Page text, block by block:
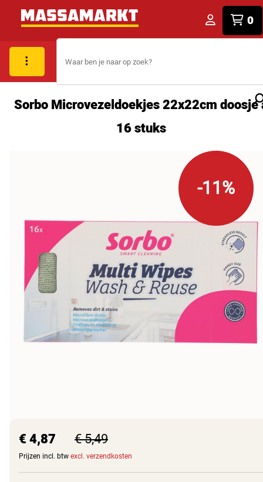
0
Sorbo Microvezeldoekjes 22x22cm doosje
16 stuks
-11%
€ 4,87 € 5,49
Prijzen incl. btw excl. verzendkosten